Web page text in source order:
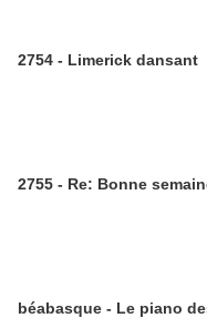
2754 - Limerick dansant
2755 - Re: Bonne
béabasque - Le piano